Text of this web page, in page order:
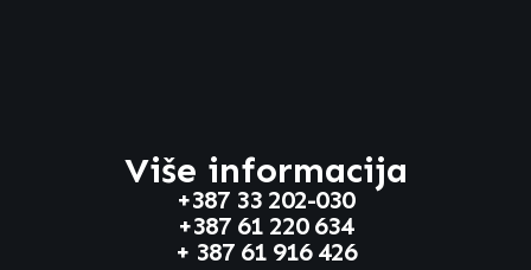
Više informacija
+387 33 202-030
+387 61 220 634
+ 387 61 916 426